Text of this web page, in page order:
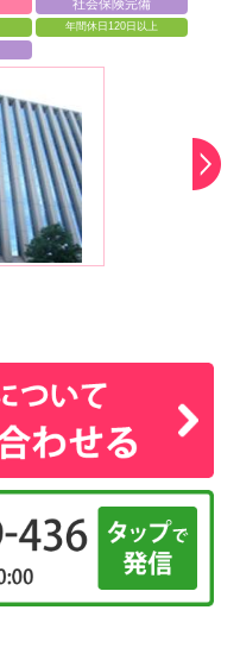
社会保険完備
年間休日120日以上